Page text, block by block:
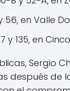
56, en Valle
y 135, en
Sergio
después de